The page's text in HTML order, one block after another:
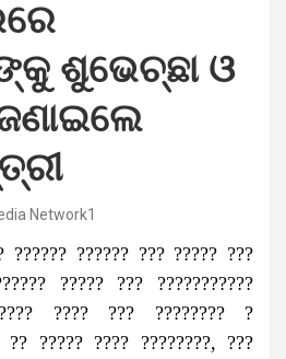
ଶୁଭେଚ୍ଛା ଓ
Network1
?????? ?????? ??? ????? ???
????? ??? ???????????
???? ??? ???????? ?
?? ????? ???? ????????, ???